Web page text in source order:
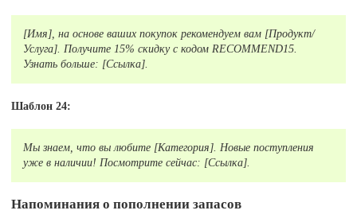
[Имя], на основе ваших покупок рекомендуем вам [Продукт/
Услуга]. Получите 15% скидку с кодом RECOMMEND15.
Узнать больше: [Ссылка].
Шаблон 24:
Мы знаем, что вы любите [Категория]. Новые поступления
уже в наличии! Посмотрите сейчас: [Ссылка].
Напоминания о пополнении запасов